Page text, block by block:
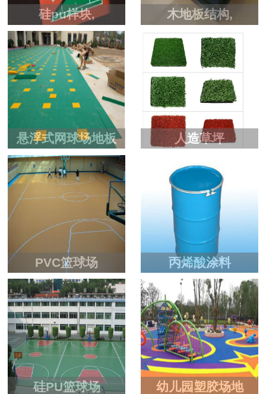
硅pu样块, 木地板结构,
悬浮式网球场地板 人造草坪
PVC篮球场 丙烯酸涂料
硅PU篮球场 幼儿园塑胶场地